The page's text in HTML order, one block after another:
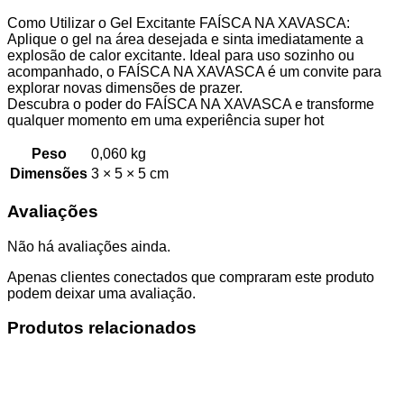
Como Utilizar o Gel Excitante FAÍSCA NA XAVASCA:
Aplique o gel na área desejada e sinta imediatamente a
explosão de calor excitante. Ideal para uso sozinho ou
acompanhado, o FAÍSCA NA XAVASCA é um convite para
explorar novas dimensões de prazer.
Descubra o poder do FAÍSCA NA XAVASCA e transforme
qualquer momento em uma experiência super hot
Peso
0,060 kg
Dimensões 3 × 5 × 5 cm
Avaliações
Não há avaliações ainda.
Apenas clientes conectados que compraram este produto
podem deixar uma avaliação.
Produtos relacionados